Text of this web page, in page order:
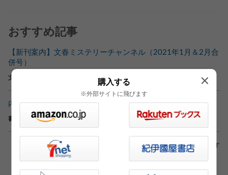
おすすめ記事
【新刊案内】文春ミステリーチャンネル（2021年1月＆2月合
併号）
文春ミステリーチャンネル（2021.02.26）
内澤 旬子「かわるがわる絶望を口にする三人の少女」
書評（2021.01.07）
※外部サイトへリンクしている場合もあります
購入する
※外部サイトに飛びます